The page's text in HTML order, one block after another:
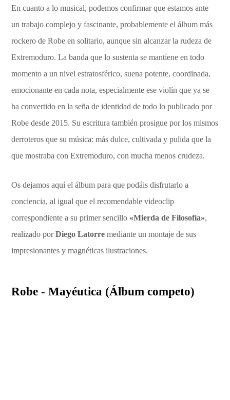
En cuanto a lo musical, podemos confirmar que estamos ante
un trabajo complejo y fascinante, probablemente el álbum más
rockero de Robe en solitario, aunque sin alcanzar la rudeza de
Extremoduro. La banda que lo sustenta se mantiene en todo
momento a un nivel estratosférico, suena potente, coordinada,
emocionante en cada nota, especialmente ese violín que ya se
ha convertido en la seña de identidad de todo lo publicado por
Robe desde 2015. Su escritura también prosigue por los mismos
derroteros que su música: más dulce, cultivada y pulida que la
que mostraba con Extremoduro, con mucha menos crudeza.
Os dejamos aquí el álbum para que podáis disfrutarlo a
conciencia, al igual que el recomendable videoclip
correspondiente a su primer sencillo «Mierda de Filosofía»,
realizado porDiego Latorre mediante un montaje de sus
impresionantes y magnéticas ilustraciones.
Robe - Mayéutica (Álbum competo)